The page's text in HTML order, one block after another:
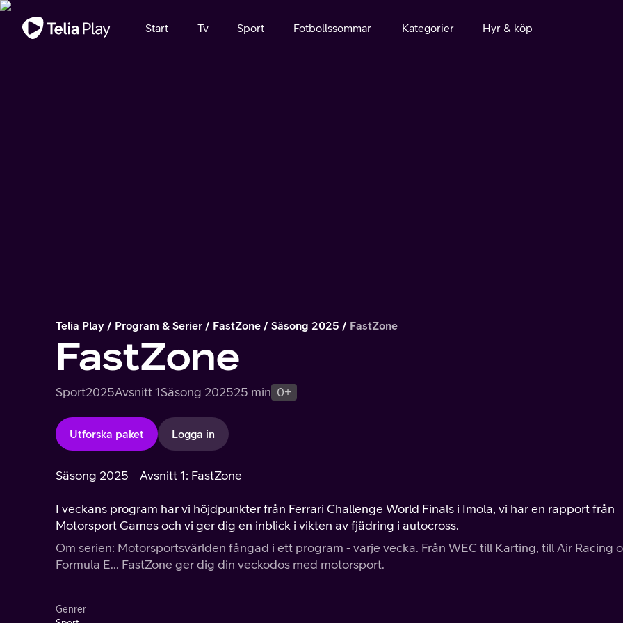
Viktigt meddelande
Start Tv Sport Fotbollssommar Kategorier Hyr & köp
Telia Play Program & Serier FastZone Säsong 2025 FastZone
FastZone
Sport2025Avsnitt 1Säsong 202525 min 0+
Utforska paket Logga in
Säsong 2025 Avsnitt 1: FastZone
I veckans program har vi höjdpunkter från Ferrari Challenge World Finals i Imola, vi har en rapport från
Motorsport Games och vi ger dig en inblick i vikten av fjädring i autocross.
Om serien: Motorsportsvärlden fångad i ett program - varje vecka. Från WEC till Karting, till Air Racing
Formula E... FastZone ger dig din veckodos med motorsport.
Genrer